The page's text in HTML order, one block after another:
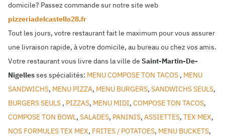
domicile? Passez commande sur notre site web
pizzeriadelcastello28.fr
Tout les jours, votre restaurant fait le maximum pour vous assurer
une livraison rapide, à votre domicile, au bureau ou chez vos amis.
Votre restaurant vous livre dans la ville de Saint-Martin-De-
Nigellesses spécialités: MENU COMPOSE TON TACOS , MENU
SANDWICHS, MENU PIZZA, MENU BURGERS, SANDWICHS SEULS,
BURGERS SEULS , PIZZAS, MENU MIDI, COMPOSE TON TACOS,
COMPOSE TON BOWL, SALADES, PANINIS, ASSIETTES, TEX MEX,
NOS FORMULES TEX MEX, FRITES / POTATOES, MENU BUCKETS,